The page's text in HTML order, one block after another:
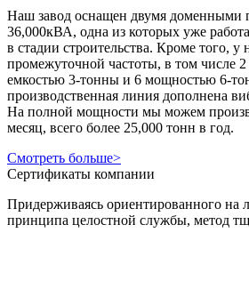
Наш завод оснащен двумя доменными
36,000кВА, одна из которых уже
в стадии строительства. Кроме того, у
промежуточной частоты, в том числе
емкостью 3-тонны и 6 мощностью 6-
производственная линия дополнена
На полной мощности мы можем
месяц, всего более 25,000 тонн в год.
Смотреть больше>
Сертификаты компании
Придерживаясь ориентированного на
принципа целостной службы, метод